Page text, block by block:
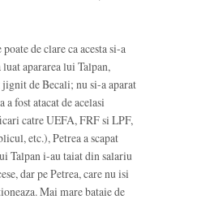
de clare ca acesta si-a
apararea lui Talpan,
jignit de Becali; nu si-a aparat
a fost atacat de acelasi
catre UEFA, FRF si LPF,
etc.), Petrea a scapat
Talpan i-au taiat din salariu
dar pe Petrea, care nu isi
Mai mare bataie de